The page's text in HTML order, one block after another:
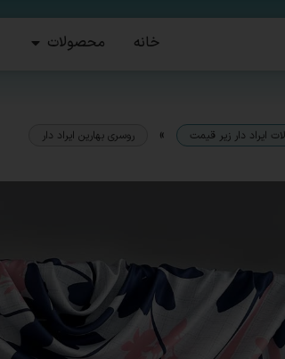
خانه محصولات
ایراد دار زیر قیمت » روسری بهارین ایراد دار